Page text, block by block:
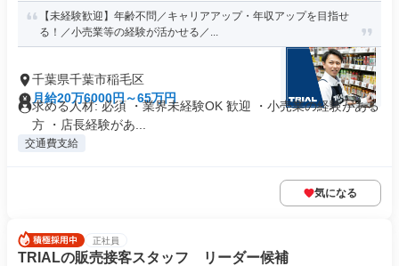
【未経験歓迎】年齢不問／キャリアアップ・年収アップを目指せ
る！／小売業等の経験が活かせる／...
千葉県千葉市稲毛区
月給20万6000円～65万円
求める人材: 必須 ・業界未経験OK 歓迎 ・小売業の経験がある
方 ・店長経験があ...
交通費支給
気になる
正社員
TRIALの販売接客スタッフ リーダー候補